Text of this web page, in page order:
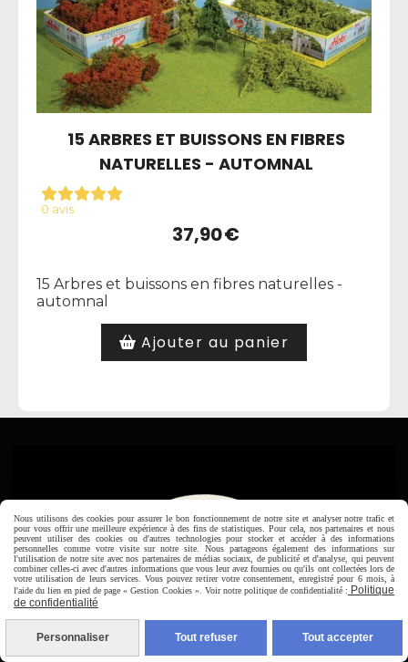
15 ARBRES ET BUISSONS EN FIBRES
NATURELLES - AUTOMNAL
0 avis
37,90€
15 Arbres et buissons en fibres naturelles -
automnal
Ajouter au panier
Nous utilisons des cookies pour assurer le bon fonctionnement de notre site et analyser notre trafic et
pour vous offrir une meilleure expérience à des fins de statistiques. Pour cela, nos partenaires et nous
peuvent utiliser des cookies ou d'autres technologies pour stocker et accéder à des informations
personnelles comme votre visite sur notre site. Nous partageons également des informations sur
l'utilisation de notre site avec nos partenaires de médias sociaux, de publicité et d'analyse, qui peuvent
combiner celles-ci avec d'autres informations que vous leur avez fournies ou qu'ils ont collectées lors de
votre utilisation de leurs services. Vous pouvez retirer votre consentement, enregistré pour 6 mois, à
l'aide du lien en pied de page « Gestion Cookies ». Voir notre politique de confidentialité : Politique
de confidentialité
Personnaliser Tout refuser Tout accepter